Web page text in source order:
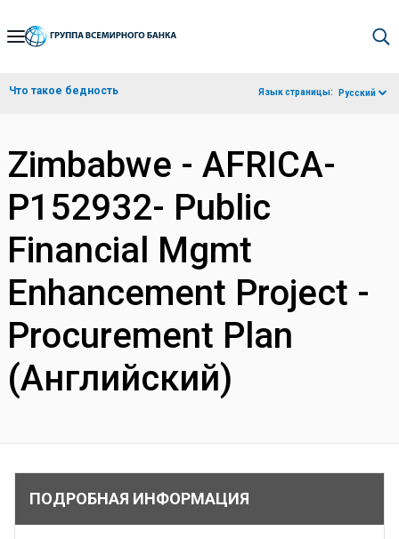
Skip
Navigation
Что такое бедность Язык страницы: Русский
Zimbabwe - AFRICA-
P152932- Public
Financial Mgmt
Enhancement Project -
Procurement Plan
(Английский)
ПОДРОБНАЯ ИНФОРМАЦИЯ